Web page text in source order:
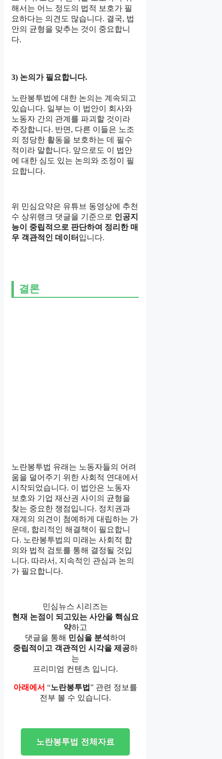
해서는 어느 정도의 법적 보호가 필
요하다는 의견도 많습니다. 결국, 법
안의 균형을 맞추는 것이 중요합니
다.
3) 논의가 필요합니다.
노란봉투법에 대한 논의는 계속되고
있습니다. 일부는 이 법안이 회사와
노동자 간의 관계를 파괴할 것이라
주장합니다. 반면, 다른 이들은 노조
의 정당한 활동을 보호하는 데 필수
적이라 말합니다. 앞으로도 이 법안
에 대한 심도 있는 논의와 조정이 필
요합니다.
위 민심요약은 유튜브 동영상에 추천
수 상위랭크 댓글을 기준으로 인공지
능이 중립적으로 판단하여 정리한 매
우 객관적인 데이터 입니다.
결론
노란봉투법 유래는 노동자들의 어려
움을 덜어주기 위한 사회적 연대에서
시작되었습니다. 이 법안은 노동자
보호와 기업 재산권 사이의 균형을
찾는 중요한 쟁점입니다. 정치권과
재계의 의견이 첨예하게 대립하는 가
운데, 합리적인 해결책이 필요합니
다. 노란봉투법의 미래는 사회적 합
의와 법적 검토를 통해 결정될 것입
니다. 따라서, 지속적인 관심과 논의
가 필요합니다.
민심뉴스 시리즈는
현재 논점이 되고있는 사안을 핵심요
약하고
댓글을 통해 민심을 분석하여
중립적이고 객관적인 시각을 제공하
는
프리미엄 컨텐츠 입니다.
아래에서 “노란봉투법” 관련 정보를
전부 볼 수 있습니다.
노란봉투법 전체자료